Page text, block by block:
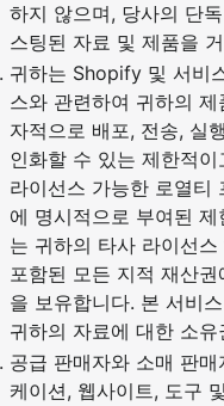
하지 않으며, 당사의 단
스팅된 자료 및 제품을
귀하는 Shopify 및 서비
스와 관련하여 귀하의
자적으로 배포, 전송, 실
인화할 수 있는 제한적
라이선스 가능한 로열티
에 명시적으로 부여된
는 귀하의 타사 라이선
포함된 모든 지적 재산
을 보유합니다. 본 서비
귀하의 자료에 대한 소
공급 판매자와 소매 판
케이션, 웹사이트, 도구